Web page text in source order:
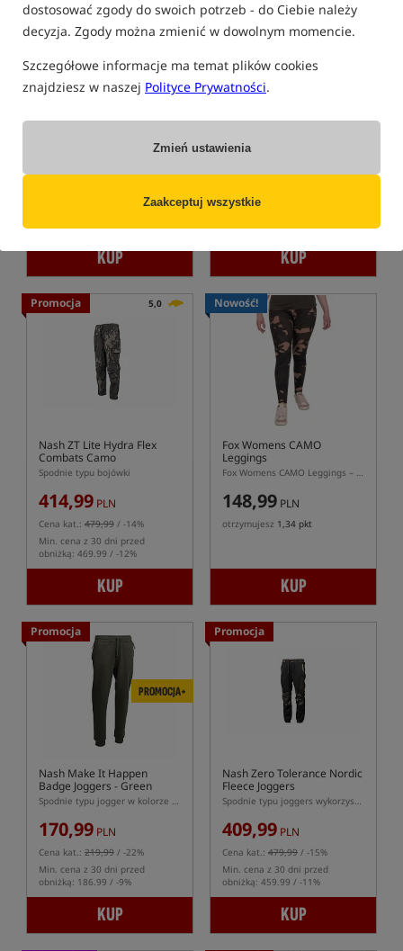
dostosować zgody do swoich potrzeb - do Ciebie należy
decyzja. Zgody można zmienić w dowolnym momencie.
Szczegółowe informacje ma temat plików cookies
znajdziesz w naszej Polityce Prywatności.
Zmień ustawienia
Zaakceptuj wszystkie
232,99PLN
KUP
Brace CAMO
844,99PLN
Cena kat.:
Min. cena z 30 dni przed
KUP
Promocja 5,0
Nash ZT Lite Hydra Flex
Combats Camo
Spodnie typu bojówki
414,99 PLN
Cena kat.: 479,99 / -14%
Min. cena z 30 dni przed
obniżką: 469.99 / -12%
KUP
Nowość!
Fox Womens CAMO
Leggings
Fox Womens CAMO Leggings – damskie legginsy Fox CAMO z kieszeniami
148,99 PLN
otrzymujesz 1,34 pkt
KUP
Promocja
PROMOCJA+
Nash Make It Happen
Badge Joggers - Green
Spodnie typu jogger w kolorze zielonym
170,99 PLN
Cena kat.: 219,99 / -22%
Min. cena z 30 dni przed
obniżką: 186.99 / -9%
KUP
Promocja
Nash Zero Tolerance Nordic
Fleece Joggers
Spodnie typu joggers wykorzystujące materiał polarowy
409,99 PLN
Cena kat.: 479,99 / -15%
Min. cena z 30 dni przed
obniżką: 459.99 / -11%
KUP